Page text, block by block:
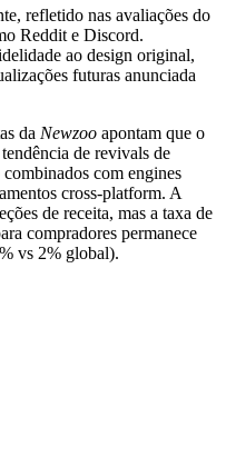
refletido nas avaliações do
Reddit e Discord.
ao design original,
futuras anunciada
da Newzoo apontam que o
de revivals de
com engines
cross‑platform. A
de receita, mas a taxa de
compradores permanece
vs 2% global).